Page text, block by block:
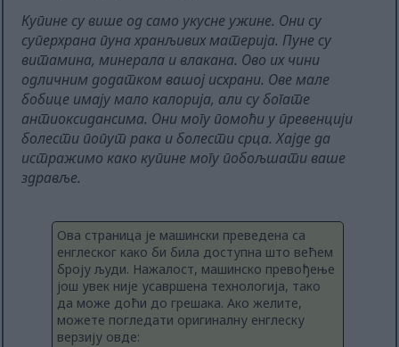
Купине су више од само укусне ужине. Они су
суперхрана пуна хранљивих материја. Пуне су
витамина, минерала и влакана. Ово их чини
одличним додатком вашој исхрани. Ове мале
бобице имају мало калорија, али су богате
антиоксидансима. Они могу помоћи у превенцији
болести попут рака и болести срца. Хајде да
истражимо како купине могу побољшати ваше
здравље.
Ова страница је машински преведена са
енглеског како би била доступна што већем
броју људи. Нажалост, машинско превођење
још увек није усавршена технологија, тако
да може доћи до грешака. Ако желите,
можете погледати оригиналну енглеску
верзију овде: